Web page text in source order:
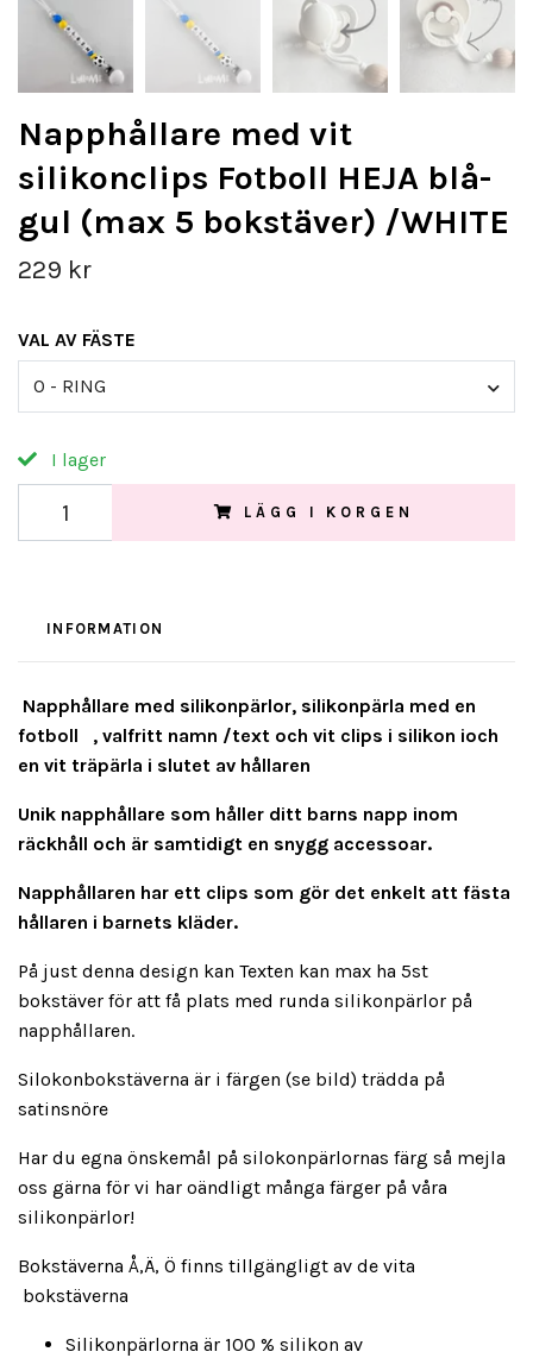
Napphållare med vit
silikonclips Fotboll HEJA blå-
gul (max 5 bokstäver) /WHITE
229 kr
VAL AV FÄSTE
O - RING
I lager
LÄGG I KORGEN
INFORMATION
Napphållare med silikonpärlor, silikonpärla med en
fotboll , valfritt namn /text och vit clips i silikon ioch
en vit träpärla i slutet av hållaren
Unik napphållare som håller ditt barns napp inom
räckhåll och är samtidigt en snygg accessoar.
Napphållaren har ett clips som gör det enkelt att fästa
hållaren i barnets kläder.
På just denna design kan Texten kan max ha 5st
bokstäver för att få plats med runda silikonpärlor på
napphållaren.
Silokonbokstäverna är i färgen (se bild) trädda på
satinsnöre
Har du egna önskemål på silokonpärlornas färg så mejla
oss gärna för vi har oändligt många färger på våra
silikonpärlor!
Bokstäverna Å,Ä, Ö finns tillgängligt av de vita
bokstäverna
Silikonpärlorna är 100 % silikon av